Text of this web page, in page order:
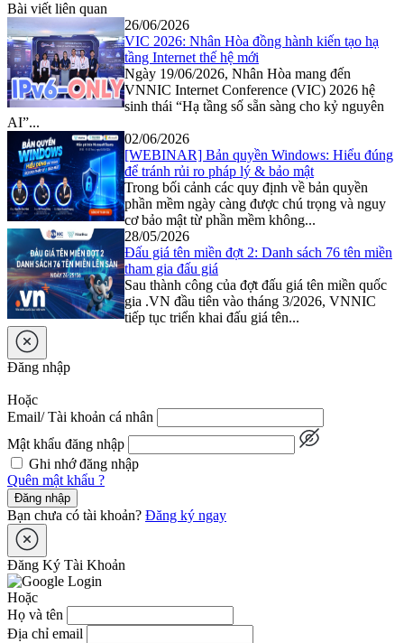
Bài viết liên quan
26/06/2026
VIC 2026: Nhân Hòa đồng hành kiến tạo hạ
tầng Internet thế hệ mới
Ngày 19/06/2026, Nhân Hòa mang đến
VNNIC Internet Conference (VIC) 2026 hệ
sinh thái “Hạ tầng số sẵn sàng cho kỷ nguyên
AI”...
02/06/2026
[WEBINAR] Bản quyền Windows: Hiểu đúng
để tránh rủi ro pháp lý & bảo mật
Trong bối cảnh các quy định về bản quyền
phần mềm ngày càng được chú trọng và nguy
cơ bảo mật từ phần mềm không...
28/05/2026
Đấu giá tên miền đợt 2: Danh sách 76 tên miền
tham gia đấu giá
Sau thành công của đợt đấu giá tên miền quốc
gia .VN đầu tiên vào tháng 3/2026, VNNIC
tiếp tục triển khai đấu giá tên...
Đăng nhập
Hoặc
Email/ Tài khoản cá nhân
Mật khẩu đăng nhập
Ghi nhớ đăng nhập
Quên mật khẩu ?
Đăng nhập
Bạn chưa có tài khoản? Đăng ký ngay
Đăng Ký Tài Khoản
Hoặc
Họ và tên
Địa chỉ email